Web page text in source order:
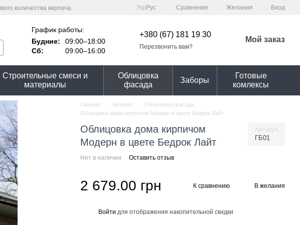
количества кирпича.
Укр Рус Сравнение Желания Вход
График работы:
Будние:
09:00–18:00
Сб:
09:00–16:00
+380 (67) 181 19 30
Перезвонить вам?
Мой заказ
Строительные смеси и
материалы
Облицовка
фасада
Заборы
Готовые
комлексы
Главная Каталог
Облицовка фасада
Облицовка дома кирпичом Модерн в цвете Бедрок Лайт
Облицовка дома кирпичом
Модерн в цвете Бедрок Лайт
Артикул
ГБ01
Нет в наличии Оставить отзыв
2 679.00 грн К сравнению В желания
Войти для отображения накопительной скидки